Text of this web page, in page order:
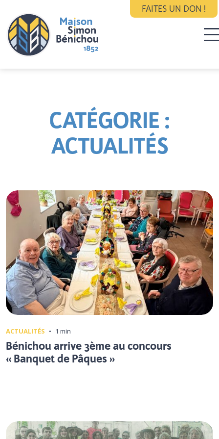
FAITES UN DON !
CATÉGORIE :
ACTUALITÉS
ACTUALITÉS • 1 min
Bénichou arrive 3ème au concours
« Banquet de Pâques »